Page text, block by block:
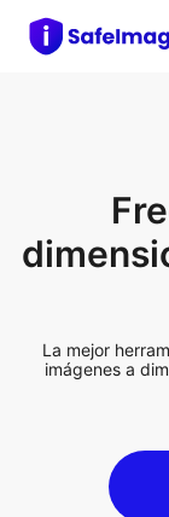
La mejor
imágenes a